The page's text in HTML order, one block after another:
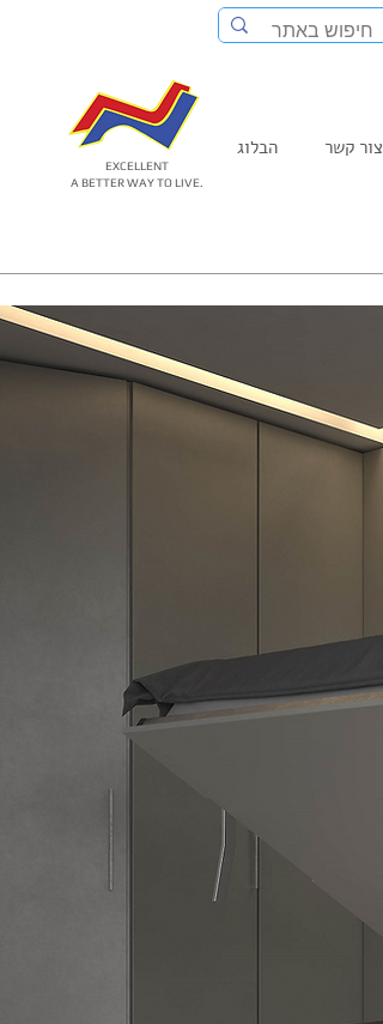
EXCELLENT
A BETTER WAY TO LIVE.
הבלוג צור קשר